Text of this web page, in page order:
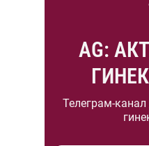
AG:
Телеграм-